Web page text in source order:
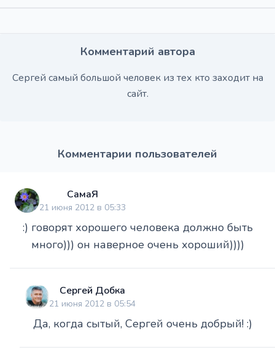
Комментарий автора
Сергей самый большой человек из тех кто заходит на
сайт.
Комментарии пользователей
СамаЯ
21 июня 2012 в 05:33
:) говорят хорошего человека должно быть
много))) он наверное очень хороший))))
Сергей Добка
21 июня 2012 в 05:54
Да, когда сытый, Сергей очень добрый! :)